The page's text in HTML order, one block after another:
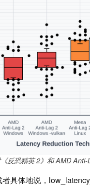
反恐精英 2》和 AMD Anti-
具体地说，